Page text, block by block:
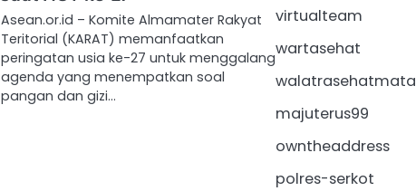
Asean.or.id – Komite Almamater Rakyat
Teritorial (KARAT) memanfaatkan
peringatan usia ke-27 untuk menggalang
agenda yang menempatkan soal
pangan dan gizi…
virtualteam
wartasehat
walatrasehatmata
majuterus99
owntheaddress
polres-serkot